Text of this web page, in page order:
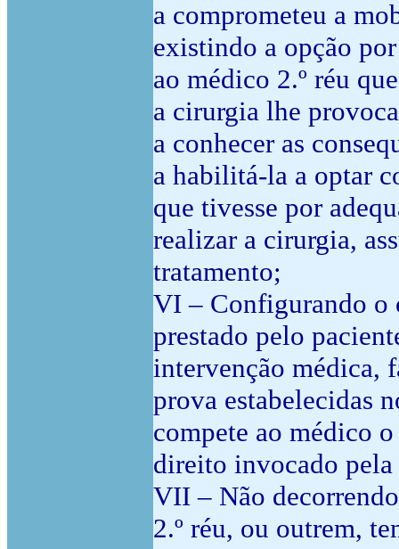
a comprometeu a
existindo a opção
ao médico 2.º réu
a cirurgia lhe
a conhecer as
a habilitá-la a optar
que tivesse por
realizar a cirurgia,
tratamento;
VI – Configurando o
prestado pelo
intervenção médica,
prova estabelecidas
compete ao médico
direito invocado pela
VII – Não
2.º réu, ou outrem,